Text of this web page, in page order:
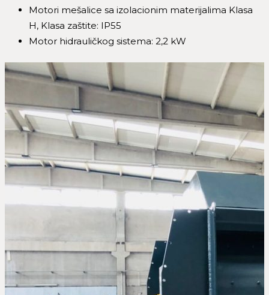
Motori mešalice sa izolacionim materijalima Klasa
H, Klasa zaštite: IP55
Motor hidrauličkog sistema: 2,2 kW